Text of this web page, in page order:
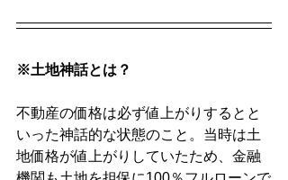
※土地神話とは？
不動産の価格は必ず値上がりするとと
いった神話的な状態のこと。当時は土
地価格が値上がりしていたため、金融